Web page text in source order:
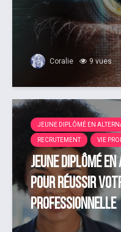
Coralie 9 vues
JEUNE DIPLÔMÉ EN
RECRUTEMENT VIE
Jeune diplômé
pour réussir
professionnelle